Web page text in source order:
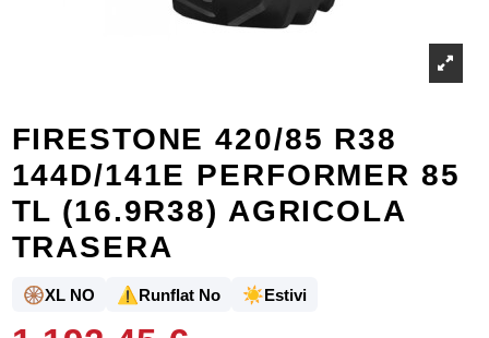
FIRESTONE 420/85 R38
144D/141E PERFORMER 85
TL (16.9R38) AGRICOLA
TRASERA
🛞XL NO ⚠️Runflat No ☀️Estivi